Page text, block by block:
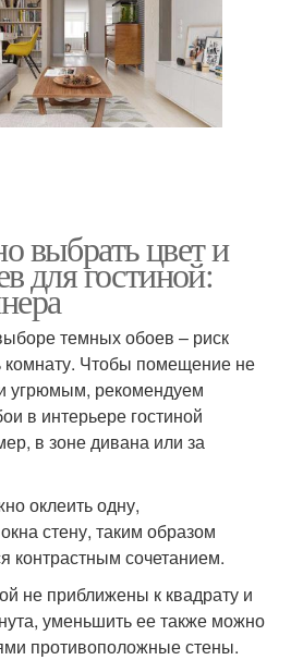
выбрать цвет и
для гостиной:
темных обоев – риск
комнату. Чтобы помещение не
угрюмым, рекомендуем
в интерьере гостиной
в зоне дивана или за
оклеить одну,
стену, таким образом
контрастным сочетанием.
не приближены к квадрату и
уменьшить ее также можно
противоположные стены.